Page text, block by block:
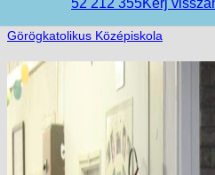
52 212 355Kérj
Hírek,Kisvárdai
Görögkatolikus Középiskola